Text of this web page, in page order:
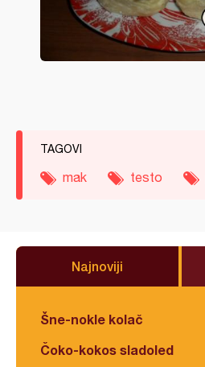
TAGOVI
mak testo
Najnoviji
Šne-nokle kolač
Čoko-kokos sladoled